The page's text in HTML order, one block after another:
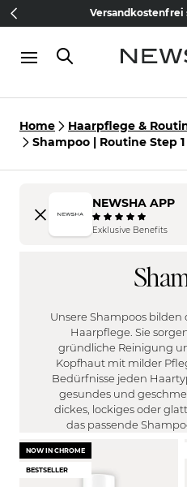
Direkt zum Inhalt
NEW IN: The Iconic
15%
kostenlos
Versandkostenfrei
Home
Haarpflege &
Shampoo | Routine Step 1
HAARTYP
FILTER
HAARPROBLEM
Blondiert |
Unbehandelt
Brüchig
Schnell fettend
Trocken
Frizzy
Platt
Locken
Empfindlich
KOPFHAUT
FILTER
Empfindlich
Gereizt
Trocken
Fettig
Normal
WIRKUNG
FILTER
Stärkung der
Reduzierung von
Reduziert Frizz
EFFEKT
FILTER
Volumen
NEWSHA APP
Exklusive Benefits
Unsere Shampoos bilden
Haarpflege. Sie
gründliche Reinigung
Kopfhaut mit milder
Bedürfnisse jeden
gesundes und
dickes, lockiges oder
das passende
NOW IN CHROME
BESTSELLER